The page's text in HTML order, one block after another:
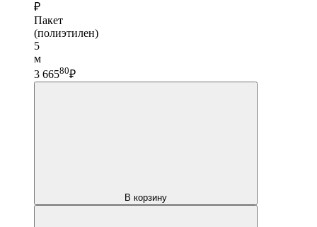
₽
Пакет
(полиэтилен)
5
м
3 66580₽
В корзину